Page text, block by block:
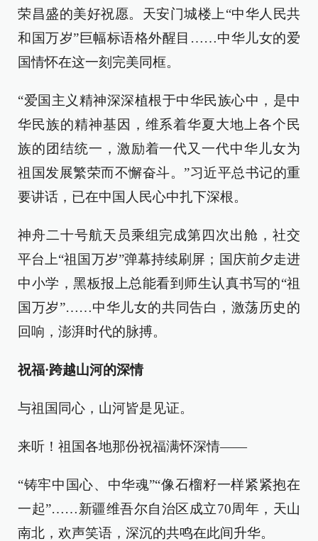
荣昌盛的美好祝愿。天安门城楼上“中华人民共
和国万岁”巨幅标语格外醒目……中华儿女的爱
国情怀在这一刻完美同框。
“爱国主义精神深深植根于中华民族心中，是中
华民族的精神基因，维系着华夏大地上各个民
族的团结统一，激励着一代又一代中华儿女为
祖国发展繁荣而不懈奋斗。”习近平总书记的重
要讲话，已在中国人民心中扎下深根。
神舟二十号航天员乘组完成第四次出舱，社交
平台上“祖国万岁”弹幕持续刷屏；国庆前夕走进
中小学，黑板报上总能看到师生认真书写的“祖
国万岁”……中华儿女的共同告白，激荡历史的
回响，澎湃时代的脉搏。
祝福·跨越山河的深情
与祖国同心，山河皆是见证。
来听！祖国各地那份祝福满怀深情——
“铸牢中国心、中华魂”“像石榴籽一样紧紧抱在
一起”……新疆维吾尔自治区成立70周年，天山
南北，欢声笑语，深沉的共鸣在此间升华。